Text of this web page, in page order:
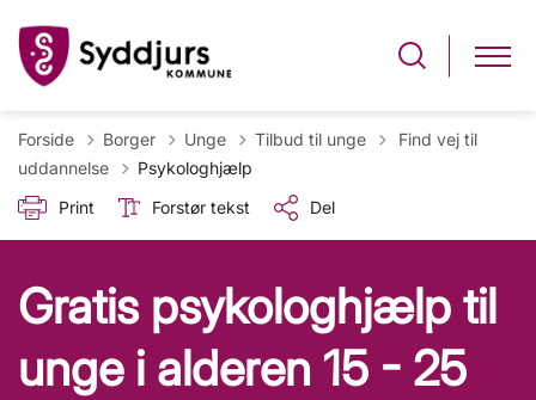
Forside Borger Unge Tilbud til unge Tilbage til
Find vej til
uddannelse
Psykologhjælp
Print
Forstør tekst Del
Gratis psykologhjælp til
unge i alderen 15 - 25